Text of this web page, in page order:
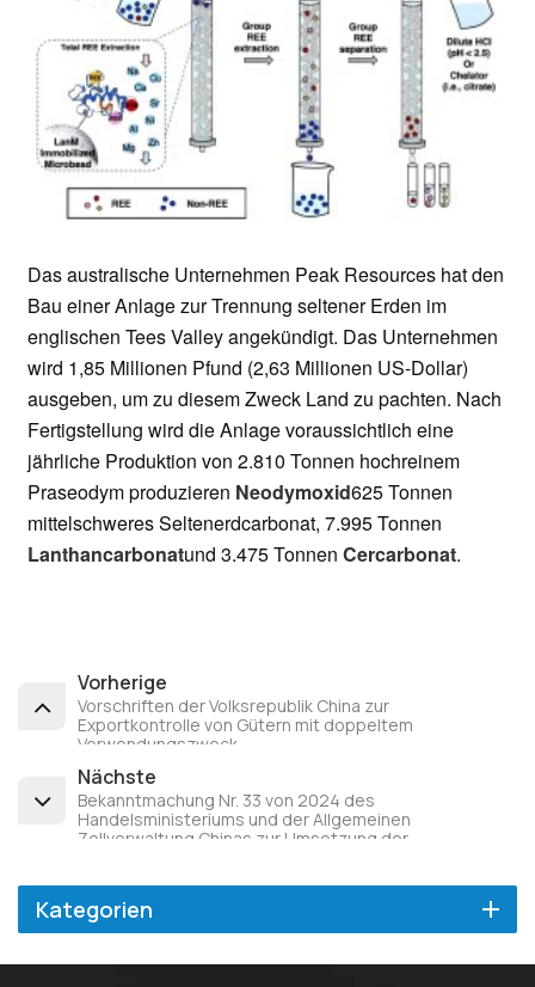
Das australische Unternehmen Peak Resources hat den
Bau einer Anlage zur Trennung seltener Erden im
englischen Tees Valley angekündigt. Das Unternehmen
wird 1,85 Millionen Pfund (2,63 Millionen US-Dollar)
ausgeben, um zu diesem Zweck Land zu pachten. Nach
Fertigstellung wird die Anlage voraussichtlich eine
jährliche Produktion von 2.810 Tonnen hochreinem
Praseodym produzieren Neodymoxid625 Tonnen
mittelschweres Seltenerdcarbonat, 7.995 Tonnen
Lanthancarbonatund 3.475 TonnenCercarbonat.
Vorherige
Vorschriften der Volksrepublik China zur
Exportkontrolle von Gütern mit doppeltem
Verwendungszweck
Nächste
Bekanntmachung Nr. 33 von 2024 des
Handelsministeriums und der Allgemeinen
Zollverwaltung Chinas zur Umsetzung der
Kategorien